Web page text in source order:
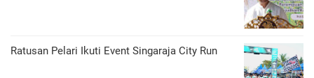
Ratusan Pelari Ikuti Event Singaraja City Run